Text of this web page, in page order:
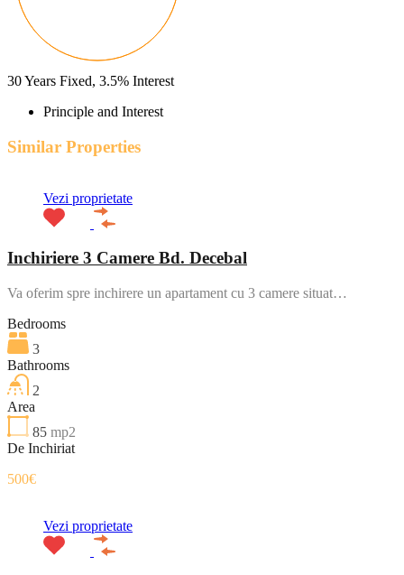
30Years Fixed, 3.5% Interest
Principle and Interest
Similar Properties
Vezi proprietate
Inchiriere 3 Camere Bd. Decebal
Va oferim spre inchirere un apartament cu 3 camere situat…
Bedrooms
3
Bathrooms
2
Area
85 mp2
De Inchiriat
500€
Vezi proprietate